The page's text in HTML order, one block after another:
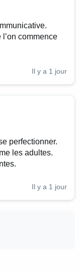
commence
Il y a 1 jour
perfectionner.
les adultes.
Il y a 1 jour